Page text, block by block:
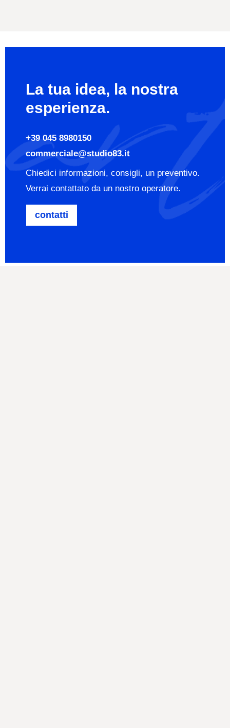
La tua idea, la nostra
esperienza.
+39 045 8980150
commerciale@studio83.it
Chiedici informazioni, consigli, un preventivo.
Verrai contattato da un nostro operatore.
contatti